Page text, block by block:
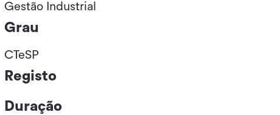
Gestão Industrial
Grau
CTeSP
Registo
Duração